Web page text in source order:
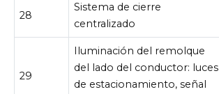
28
Sistema de cierre
centralizado
29
Iluminación del remolque
del lado del conductor: luces
de estacionamiento, señal